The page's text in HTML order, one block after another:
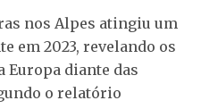
nos Alpes atingiu um
em 2023, revelando os
Europa diante das
o relatório